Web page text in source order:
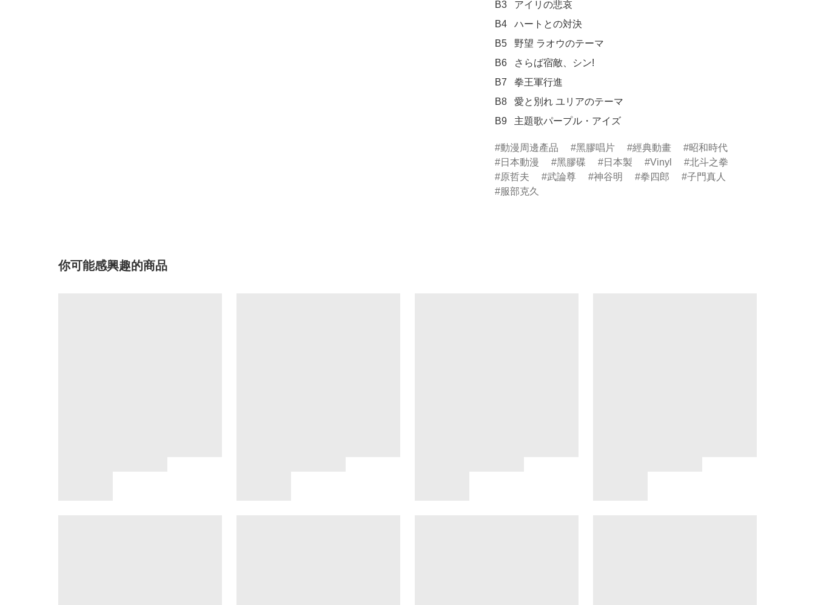
B3	アイリの悲哀
B4	ハートとの対決
B5	野望 ラオウのテーマ
B6	さらば宿敵、シン!
B7	拳王軍行進
B8	愛と別れ ユリアのテーマ
B9	主題歌パープル・アイズ
動漫周邊產品 黑膠唱片 經典動畫
昭和時代
日本動漫
黑膠碟 日本製 Vinyl
北斗之拳
原哲夫
武論尊 神谷明 拳四郎
子門真人
服部克久
你可能感興趣的商品